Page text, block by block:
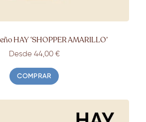
HAY ‘SHOPPER AMARILLO’
Desde 44,00 €
COMPRAR